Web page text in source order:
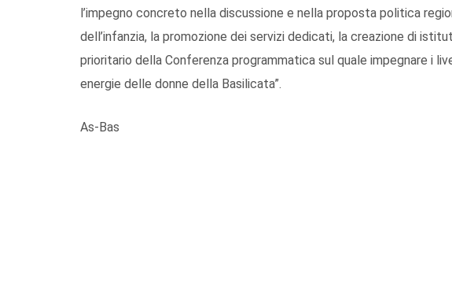
l’impegno concreto nella discussione e nella proposta politica
dell’infanzia, la promozione dei servizi dedicati, la creazione di
prioritario della Conferenza programmatica sul quale impegnare i
energie delle donne della Basilicata”.
As-Bas